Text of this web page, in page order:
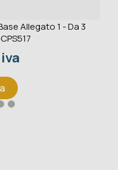
Allegato 1 - Da 3